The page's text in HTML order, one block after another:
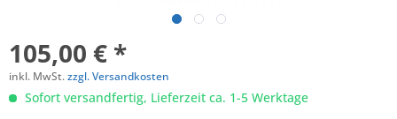
105,00 € *
inkl. MwSt.zzgl. Versandkosten
Sofort versandfertig, Lieferzeit ca. 1-5 Werktage